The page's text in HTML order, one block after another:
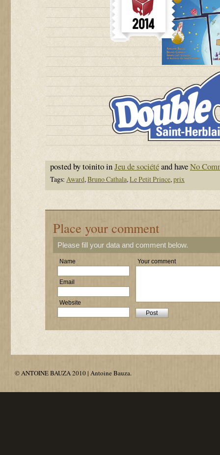
posted by toinito inJeu de sociétéand haveNo
Tags: Award,Bruno Cathala,Le Petit Prince,prix
Place your comment
Please fill your data and comment below.
Name
Email
Website
Your comment
© ANTOINE BAUZA 2010 | Antoine Bauza.